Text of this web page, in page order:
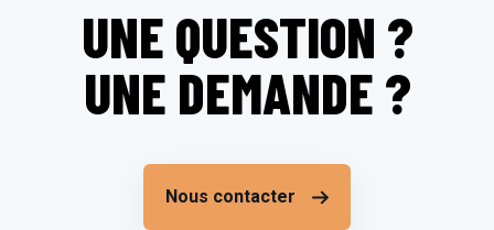
UNE QUESTION ?
UNE DEMANDE ?
Nous contacter